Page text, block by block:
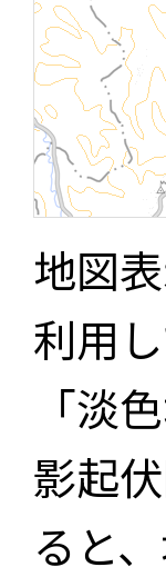
地図
利用
「淡
影起
ると